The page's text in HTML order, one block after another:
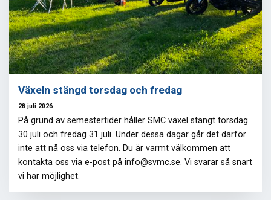
Växeln stängd torsdag och fredag
28 juli 2026
På grund av semestertider håller SMC växel stängt torsdag
30 juli och fredag 31 juli. Under dessa dagar går det därför
inte att nå oss via telefon. Du är varmt välkommen att
kontakta oss via e-post på info@svmc.se. Vi svarar så snart
vi har möjlighet.